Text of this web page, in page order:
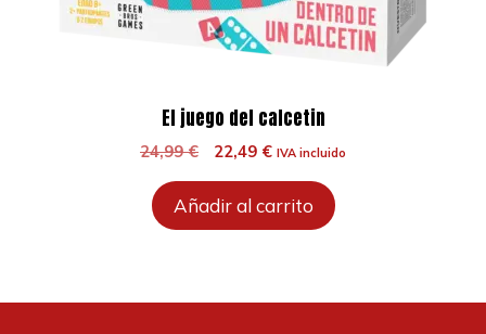
El juego del calcetin
24,99€
El
original
era:
22,49 €El
actual
es:
IVA incluido
Añadir al carrito